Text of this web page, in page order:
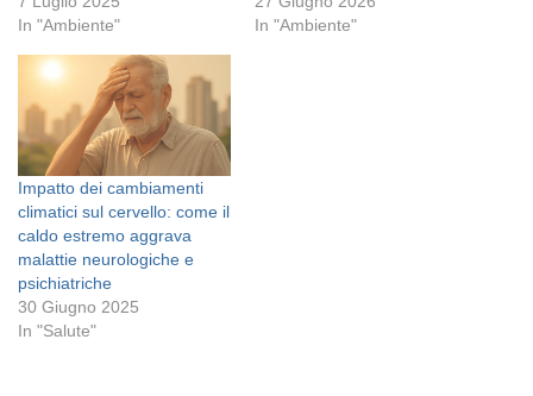
In "Ambiente"
In "Ambiente"
Impatto dei cambiamenti
climatici sul cervello: come il
caldo estremo aggrava
malattie neurologiche e
psichiatriche
30 Giugno 2025
In "Salute"